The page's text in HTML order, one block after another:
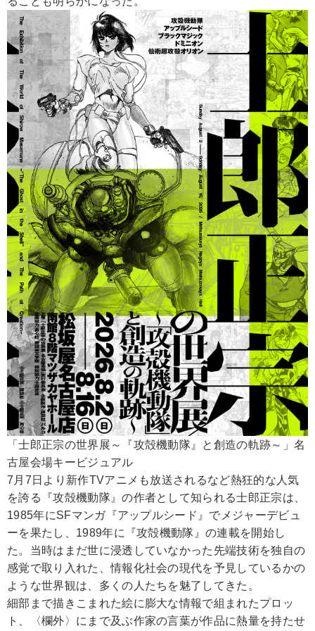
「士郎正宗の世界展～『攻殻機動隊』と創造の軌跡～」名
古屋会場キービジュアル
7月7日より新作TVアニメも放送されるなど熱狂的な人気
を誇る『攻殻機動隊』の作者として知られる士郎正宗は、
1985年にSFマンガ『アップルシード』でメジャーデビュ
ーを果たし、1989年に『攻殻機動隊』の連載を開始し
た。当時はまだ世に浸透していなかった先端技術を独自の
感覚で取り入れた、情報化社会の現代を予見しているかの
ような世界観は、多くの人たちを魅了してきた。
細部まで描きこまれた絵に膨大な情報で組まれたプロッ
ト、〈欄外〉にまで及ぶ作家の言葉が作品に熱量を持たせ